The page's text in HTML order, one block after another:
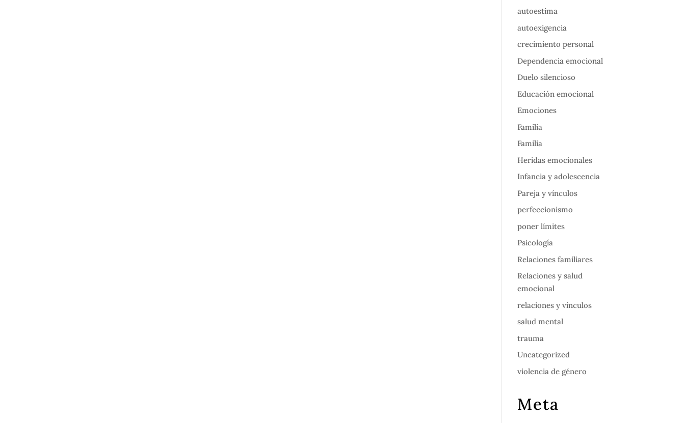
autoestima
autoexigencia
crecimiento personal
Dependencia emocional
Duelo silencioso
Educación emocional
Emociones
Familia
Familia
Heridas emocionales
Infancia y adolescencia
Pareja y vínculos
perfeccionismo
poner límites
Psicología
Relaciones familiares
Relaciones y salud
emocional
relaciones y vínculos
salud mental
trauma
Uncategorized
violencia de género
Meta